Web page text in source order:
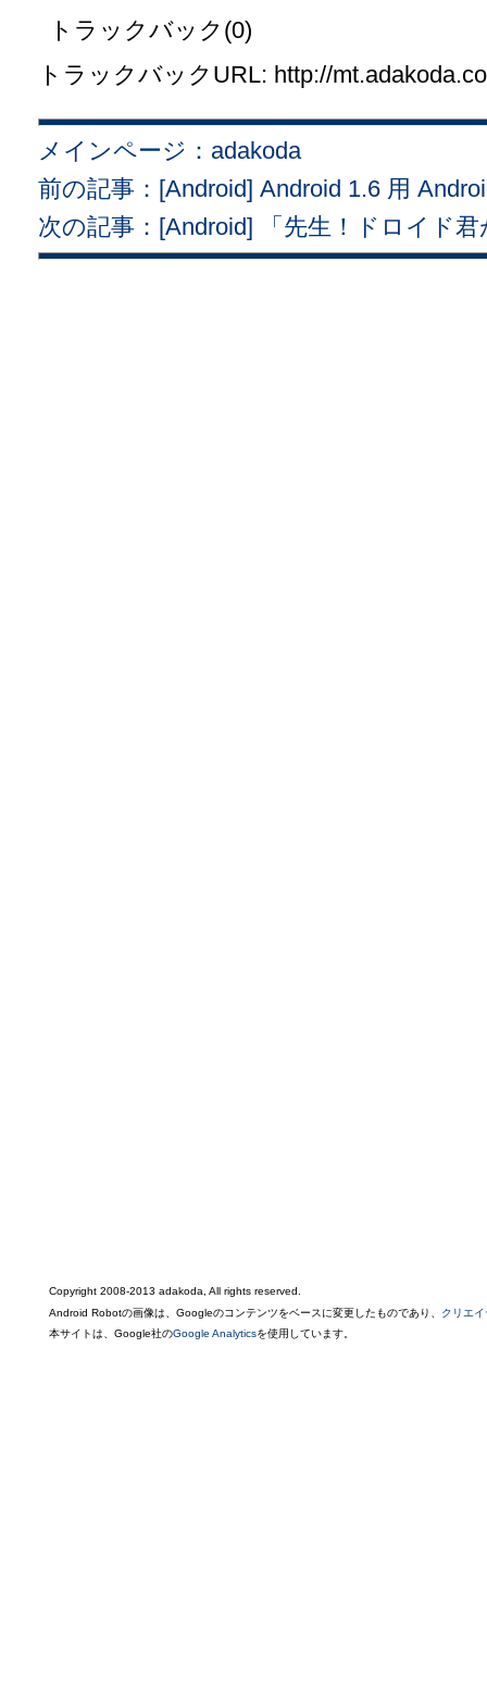
トラックバック(0)
トラックバックURL: http://
メインページ：adakoda
前の記事：[Android] Android 1.6 用
次の記事：[Android] 「先生！ドロイド
Copyright 2008-2013 adakoda, All rights reserved.
Android Robotの画像は、Googleのコンテンツをベースに変更したものであり、 クリエ
本サイトは、Google社のGoogle Analyticsを使用しています。